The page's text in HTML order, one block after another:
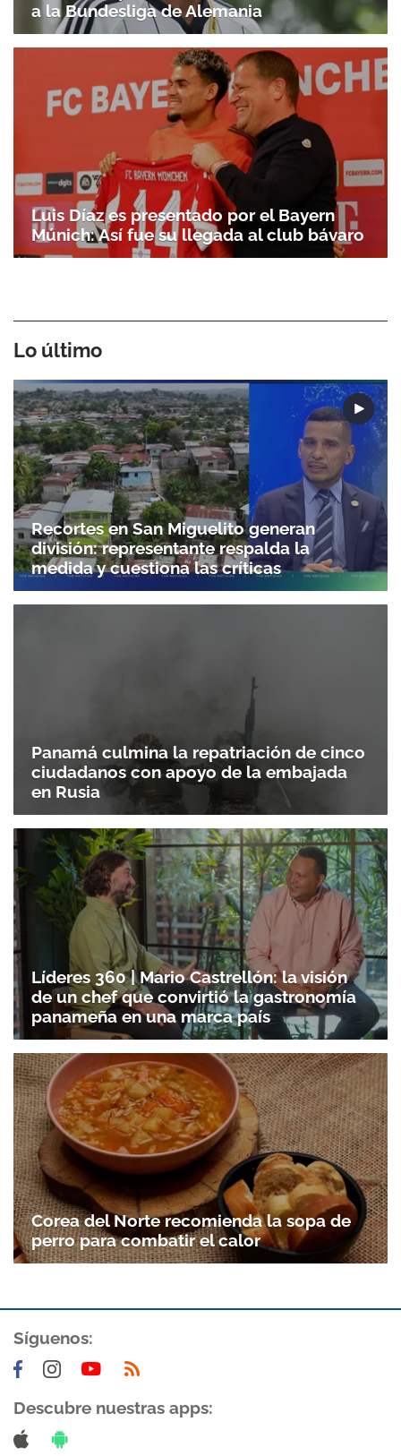
a la Bundesliga de Alemania
Luis Díaz es presentado por el Bayern
Múnich: Así fue su llegada al club bávaro
Lo último
Recortes en San Miguelito generan
división: representante respalda la
medida y cuestiona las críticas
Panamá culmina la repatriación de cinco
ciudadanos con apoyo de la embajada
en Rusia
Líderes 360 | Mario Castrellón: la visión
de un chef que convirtió la gastronomía
panameña en una marca país
Corea del Norte recomienda la sopa de
perro para combatir el calor
Síguenos:
Descubre nuestras apps: